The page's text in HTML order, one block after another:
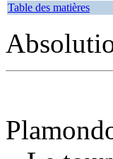
Table des matières